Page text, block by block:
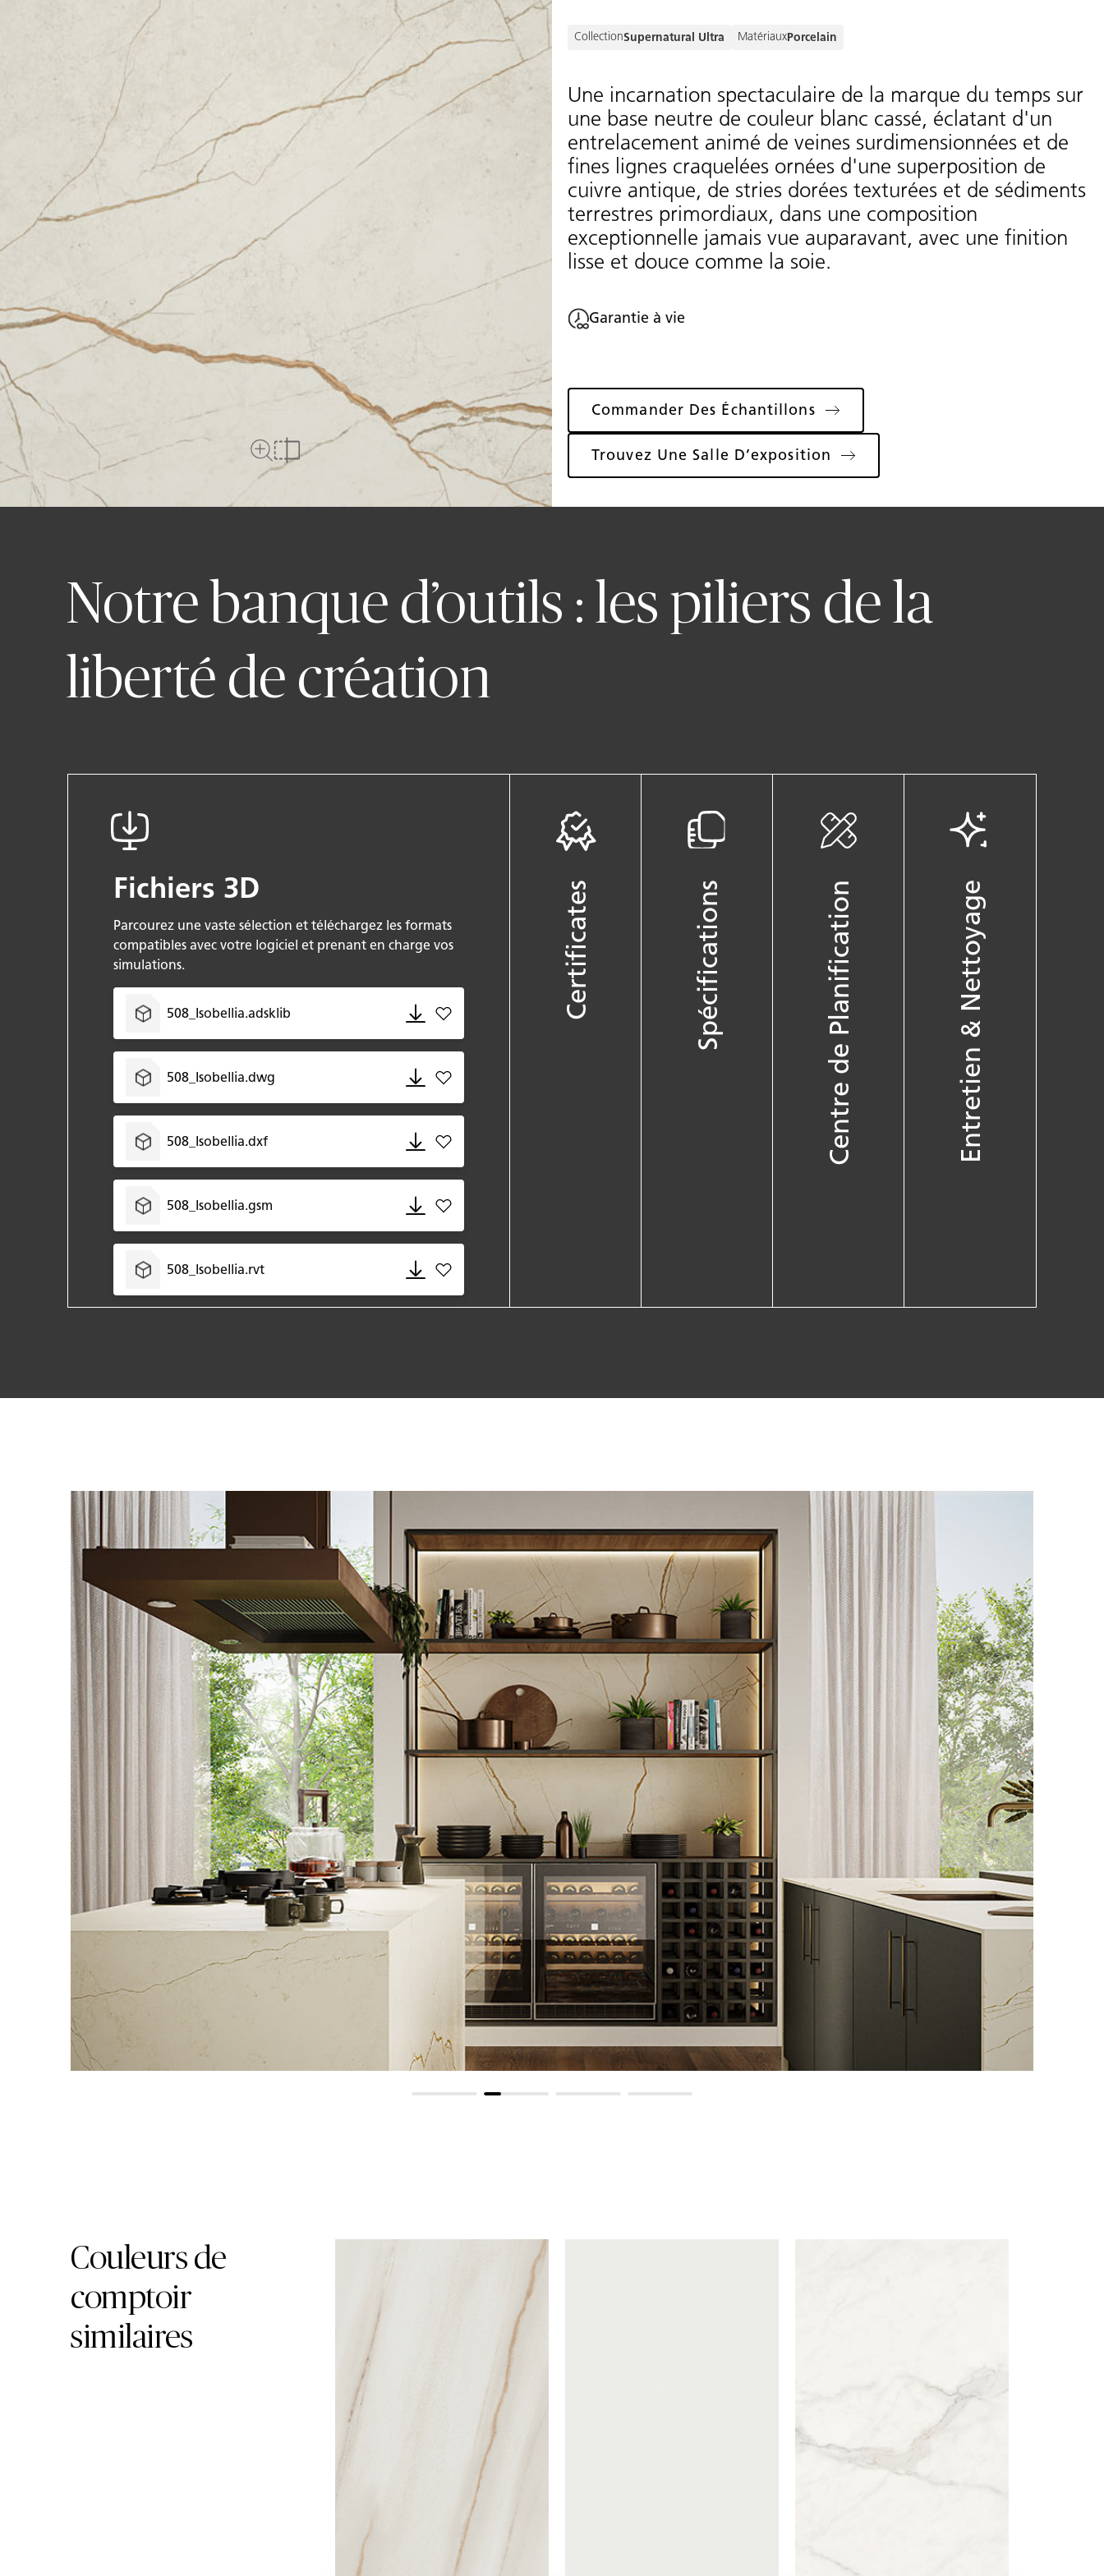
Plein écran
CollectionSupernatural Ultra MatériauxPorcelain
Une incarnation spectaculaire de la marque du temps sur
une base neutre de couleur blanc cassé, éclatant d'un
entrelacement animé de veines surdimensionnées et de
fines lignes craquelées ornées d'une superposition de
cuivre antique, de stries dorées texturées et de sédiments
terrestres primordiaux, dans une composition
exceptionnelle jamais vue auparavant, avec une finition
lisse et douce comme la soie.
Garantie à vie
Commander Des Échantillons
Trouvez Une Salle D’exposition
Notre banque d’outils : les piliers de la
liberté de création
Fichiers 3D
Parcourez une vaste sélection et téléchargez les formats
compatibles avec votre logiciel et prenant en charge vos
simulations.
508_Isobellia.adsklib Add 508_Isobellia.adsklib to favorites
508_Isobellia.dwg Add 508_Isobellia.dwg to favorites
508_Isobellia.dxf Add 508_Isobellia.dxf to favorites
508_Isobellia.gsm Add 508_Isobellia.gsm to favorites
508_Isobellia.rvt Add 508_Isobellia.rvt to favorites
Certificates Spécifications Centre de Planification Entretien & Nettoyage
Couleurs de
comptoir
similaires
Skip Colors Gallery